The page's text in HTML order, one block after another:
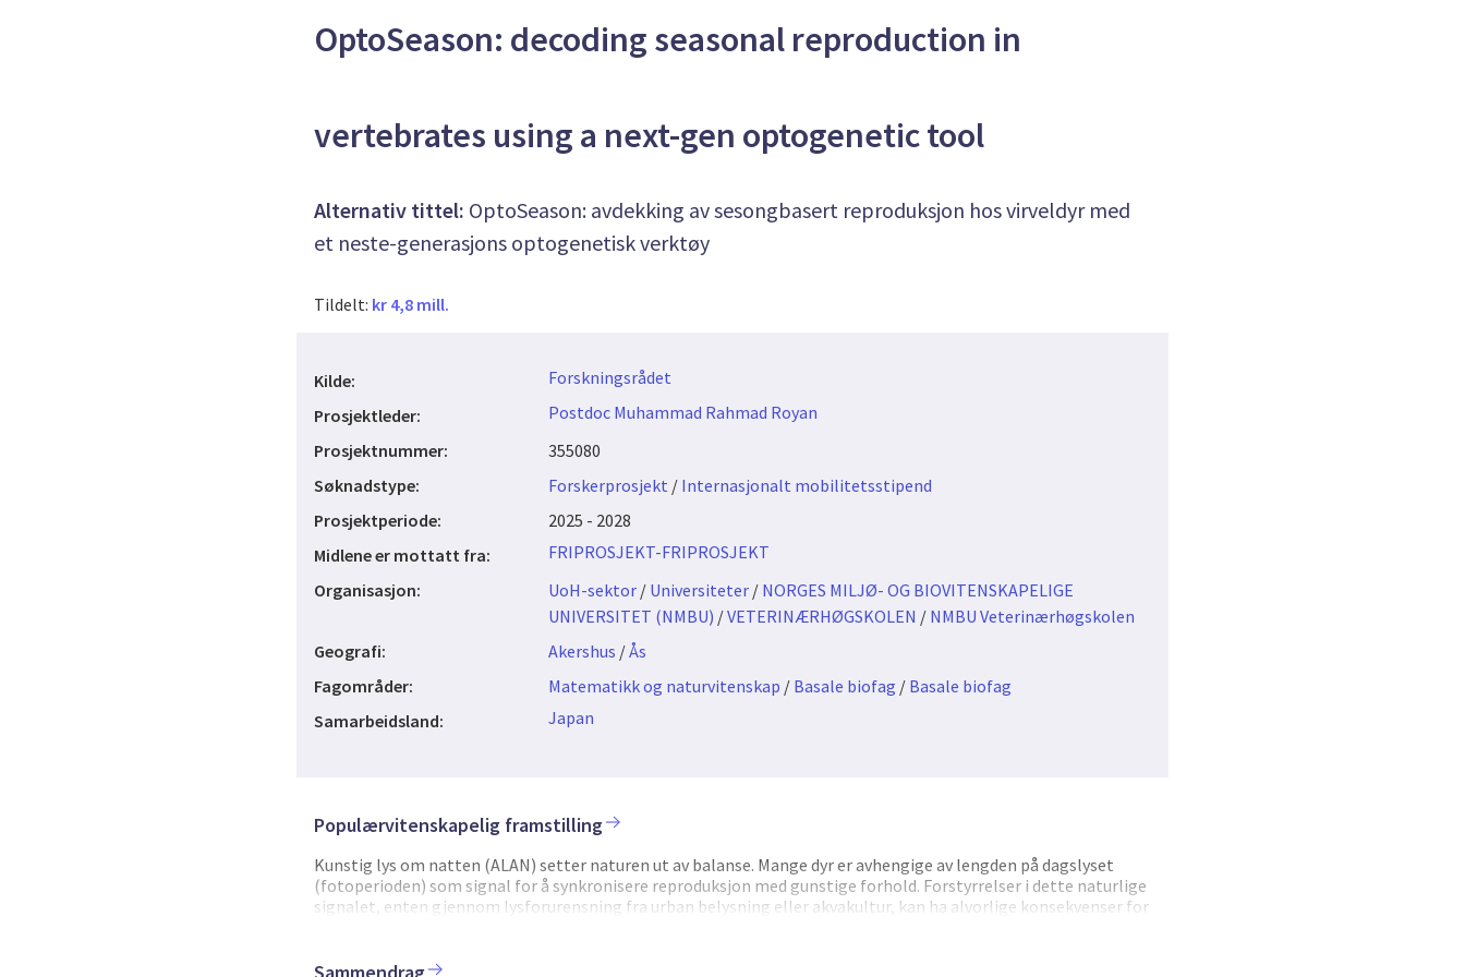
OptoSeason: decoding seasonal reproduction in
vertebrates using a next-gen optogenetic tool
Alternativ tittel: OptoSeason: avdekking av sesongbasert reproduksjon hos virveldyr med
et neste-generasjons optogenetisk verktøy
Tildelt: kr 4,8 mill.
Kilde:
Forskningsrådet
Prosjektleder:
Postdoc Muhammad Rahmad Royan
Prosjektnummer:
355080
Søknadstype:
Forskerprosjekt / Internasjonalt mobilitetsstipend
Prosjektperiode:
2025 - 2028
Midlene er mottatt fra:
FRIPROSJEKT-FRIPROSJEKT
Organisasjon:
UoH-sektor/ Universiteter/ NORGES MILJØ- OG BIOVITENSKAPELIGE
UNIVERSITET (NMBU) /VETERINÆRHØGSKOLEN / NMBU Veterinærhøgskolen
Geografi:
Akershus /Ås
Fagområder:
Matematikk og naturvitenskap / Basale biofag / Basale biofag
Samarbeidsland:
Japan
Populærvitenskapelig framstilling
Kunstig lys om natten (ALAN) setter naturen ut av balanse. Mange dyr er avhengige av lengden på dagslyset
(fotoperioden) som signal for å synkronisere reproduksjon med gunstige forhold. Forstyrrelser i dette naturlige
signalet, enten gjennom lysforurensning fra urban belysning eller akvakultur, kan ha alvorlige konsekvenser for
nøkkelhormon, thyroidstimulerende hormon (TSH), og dets funksjon i reguleringen av sesongmessig